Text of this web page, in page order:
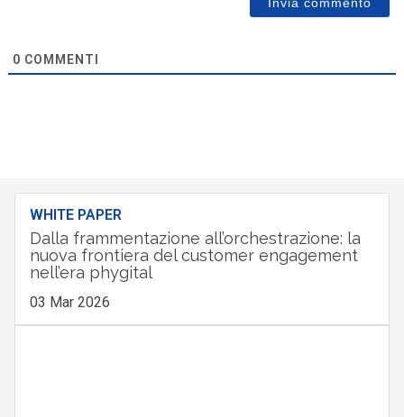
0 COMMENTI
WHITE PAPER
Dalla frammentazione all’orchestrazione: la
nuova frontiera del customer engagement
nell’era phygital
03 Mar 2026